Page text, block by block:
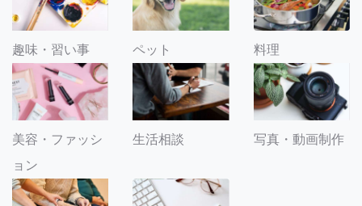
趣味・習い事 ペット 料理
美容・ファッシ
ョン
生活相談 写真・動画制作